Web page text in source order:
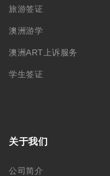
旅游签证
澳洲游学
澳洲ART上诉服务
学生签证
关于我们
公司简介